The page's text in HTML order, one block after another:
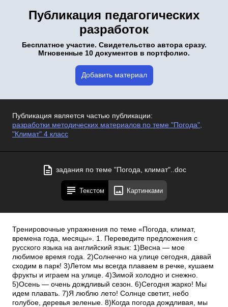
Публикация педагогических
разработок
Бесплатное участие. Свидетельство автора сразу.
Мгновенные 10 документов в портфолио.
Добавить материал
Публикация является частью публикации:
разработки методических материалов по теме "Погода",
"Климат" 4 класс
задания по теме "Погода, климат"..doc
Текстом Картинками
Тренировочные упражнения по теме «Погода, климат,
времена года, месяцы». 1. Переведите предложения с
русского языка на английский язык: 1)Весна — мое
любимое время года. 2)Солнечно на улице сегодня, давай
сходим в парк! 3)Летом мы всегда плаваем в речке, кушаем
фрукты и играем на улице. 4)Зимой холодно и снежно.
5)Осень — очень дождливый сезон. 6)Сегодня жарко! Мы
идем плавать. 7)Я люблю лето! Солнце светит, небо
голубое, деревья зеленые. 8)Когда погода дождливая, мы